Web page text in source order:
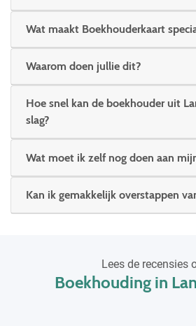
Wat maakt Boekhouderkaart
Waarom doen jullie dit?
Hoe snel kan de boekhouder uit
slag?
Wat moet ik zelf nog doen aan
Kan ik gemakkelijk overstappen
Lees de recensies
Boekhouding in